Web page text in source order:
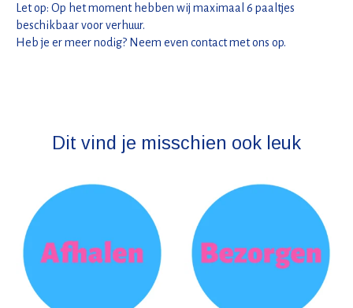
Let op: Op het moment hebben wij maximaal 6 paaltjes
beschikbaar voor verhuur.
Heb je er meer nodig? Neem even contact met ons op.
Dit vind je misschien ook leuk
Items van productcarrousel